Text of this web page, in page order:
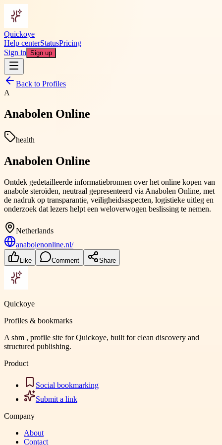
Quickoye
Help centerStatusPricing
Sign in Sign up
Back to Profiles
A
Anabolen Online
health
Anabolen Online
Ontdek gedetailleerde informatiebronnen over het online kopen van
anabole steroïden, neutraal gepresenteerd via Anabolen Online, met
de nadruk op transparantie, veiligheidsaspecten, logistieke uitleg en
onderzoek dat lezers helpt een weloverwogen beslissing te nemen.
Netherlands
anabolenonline.nl/
Like Comment Share
Quickoye
Profiles & bookmarks
A sbm , profile site for Quickoye, built for clean discovery and
structured publishing.
Product
Social bookmarking
Submit a link
Company
About
Contact